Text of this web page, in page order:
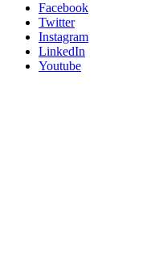
Facebook
Twitter
Instagram
LinkedIn
Youtube